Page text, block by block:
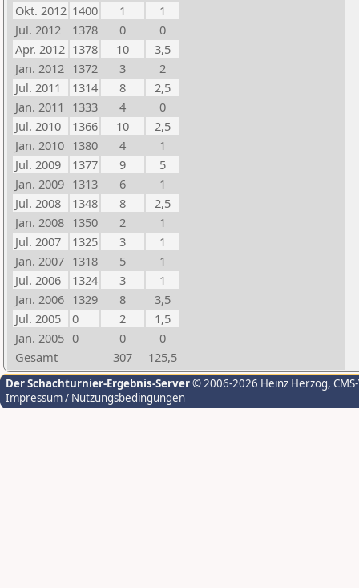
Okt. 2012 1400 1
1
Jul. 2012
1378 0
0
Apr. 2012 1378 10
3,5
Jan. 2012 1372 3
2
Jul. 2011
1314 8
2,5
Jan. 2011
1333 4
0
Jul. 2010
1366 10
2,5
Jan. 2010 1380 4
1
Jul. 2009
1377 9
5
Jan. 2009 1313 6
1
Jul. 2008
1348 8
2,5
Jan. 2008 1350 2
1
Jul. 2007
1325 3
1
Jan. 2007 1318 5
1
Jul. 2006
1324 3
1
Jan. 2006 1329 8
3,5
Jul. 2005
0 2
1,5
Jan. 2005 0 0
0
Gesamt
307 125,5
Der Schachturnier-Ergebnis-Server© 2006-2026 Heinz Herzog,
Impressum / Nutzungsbedingungen